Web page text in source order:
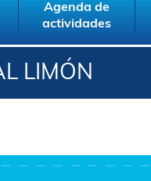
Agenda de
actividades
LIMÓN